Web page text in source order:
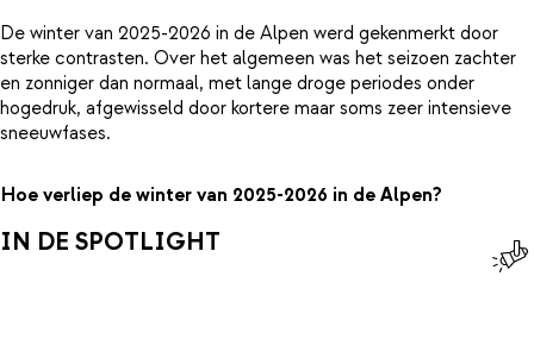
De winter van 2025-2026 in de Alpen werd gekenmerkt door
sterke contrasten. Over het algemeen was het seizoen zachter
en zonniger dan normaal, met lange droge periodes onder
hogedruk, afgewisseld door kortere maar soms zeer intensieve
sneeuwfases.
Hoe verliep de winter van 2025-2026 in de Alpen?
IN DE SPOTLIGHT